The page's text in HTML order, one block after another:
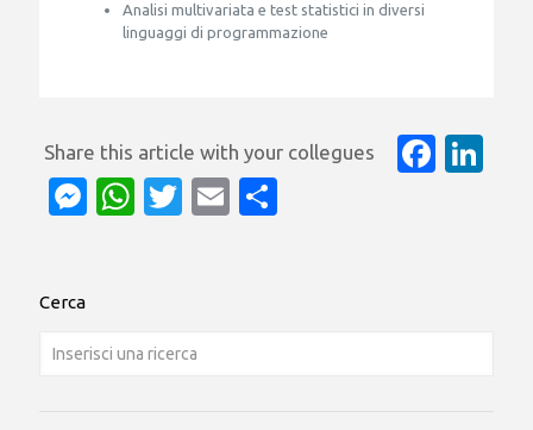
Analisi multivariata e test statistici in diversi
linguaggi di programmazione
Messenger
WhatsApp
Twitter
Email
Cerca